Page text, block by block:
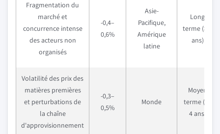
Fragmentation du
marché et
concurrence intense
des acteurs non
organisés
-0,4–
0,6%
Asie-
Pacifique,
Amérique
latine
Long
terme (≥ 4
ans)
Volatilité des prix des
matières premières
et perturbations de
la chaîne
d'approvisionnement
-0,3–
0,5%
Monde
Moyen
terme (2–
4 ans)